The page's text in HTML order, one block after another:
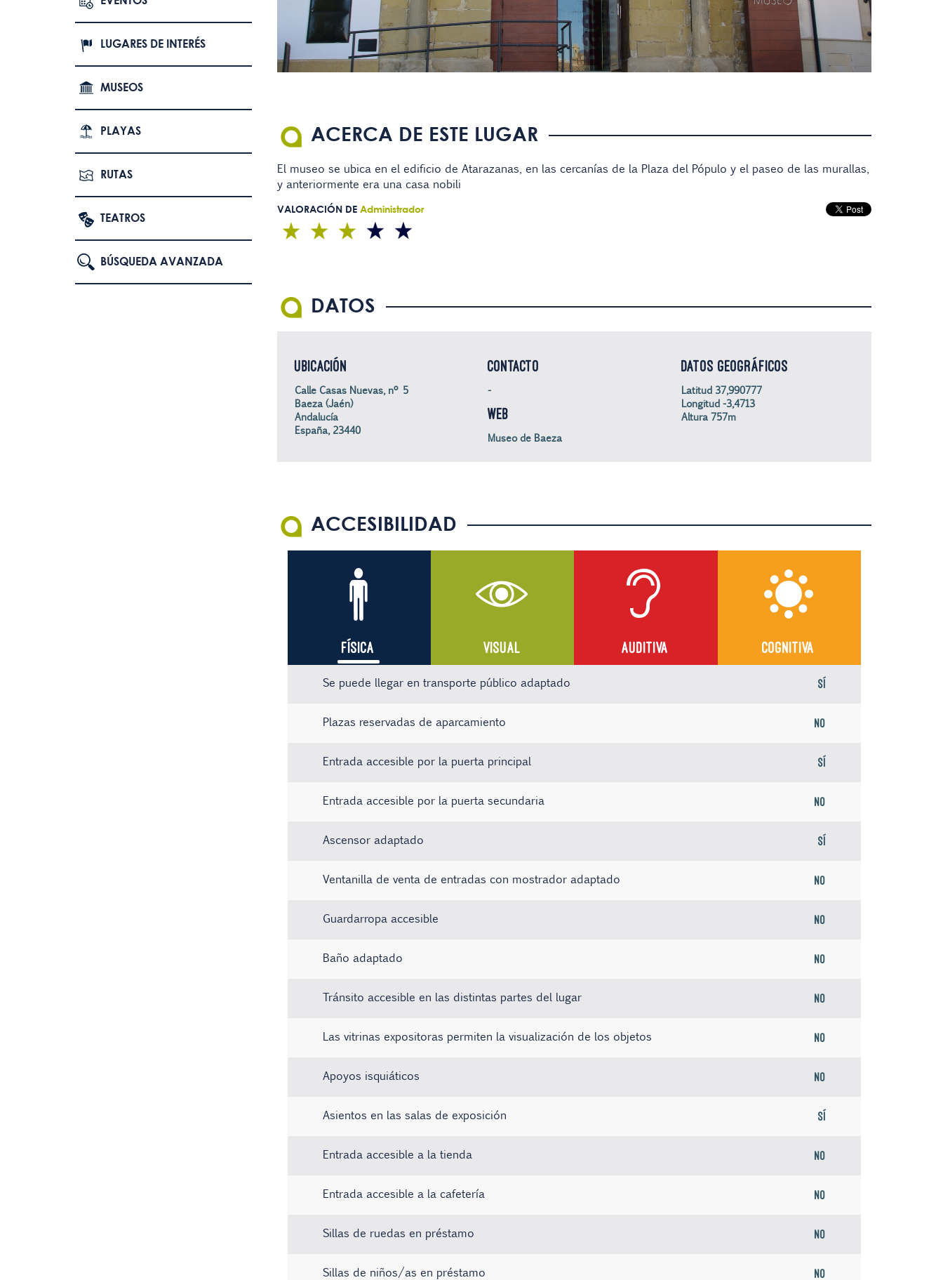
LUGARES DE INTERÉS
MUSEOS
PLAYAS
RUTAS
TEATROS
BÚSQUEDA AVANZADA
ACERCA DE ESTE LUGAR
El museo se ubica en el edificio de Atarazanas, en las cercanías de la Plaza del Pópulo y el paseo de las murallas,
y anteriormente era una casa nobili
VALORACIÓN DE Administrador
DATOS
UBICACIÓN
Calle Casas Nuevas, nº 5
Baeza (Jaén)
Andalucía
España, 23440
CONTACTO
-
WEB
Museo de Baeza
DATOS GEOGRÁFICOS
Latitud 37,990777
Longitud -3,4713
Altura 757m
ACCESIBILIDAD
FÍSICA VISUAL AUDITIVA COGNITIVA
Se puede llegar en transporte público adaptado Sí
Plazas reservadas de aparcamiento No
Entrada accesible por la puerta principal Sí
Entrada accesible por la puerta secundaria No
Ascensor adaptado Sí
Ventanilla de venta de entradas con mostrador adaptado No
Guardarropa accesible No
Baño adaptado No
Tránsito accesible en las distintas partes del lugar No
Las vitrinas expositoras permiten la visualización de los objetos No
Apoyos isquiáticos No
Asientos en las salas de exposición Sí
Entrada accesible a la tienda No
Entrada accesible a la cafetería No
Sillas de ruedas en préstamo No
Sillas de niños/as en préstamo No